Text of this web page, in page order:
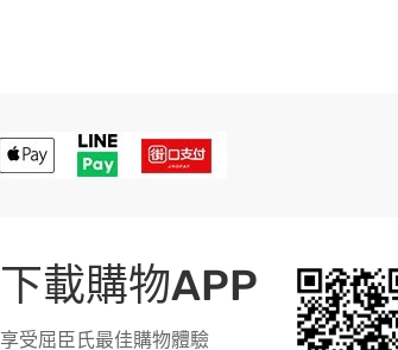
下載購物APP
享受屈臣氏最佳購物體驗